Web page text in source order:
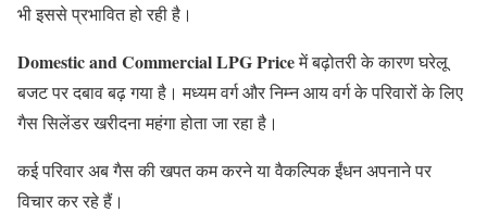
भी इससे प्रभावित हो रही है।
Domestic and Commercial LPG Priceमें बढ़ोतरी के कारण घरेलू
बजट पर दबाव बढ़ गया है। मध्यम वर्ग और निम्न आय वर्ग के परिवारों के लिए
गैस सिलेंडर खरीदना महंगा होता जा रहा है।
कई परिवार अब गैस की खपत कम करने या वैकल्पिक ईंधन अपनाने पर
विचार कर रहे हैं।